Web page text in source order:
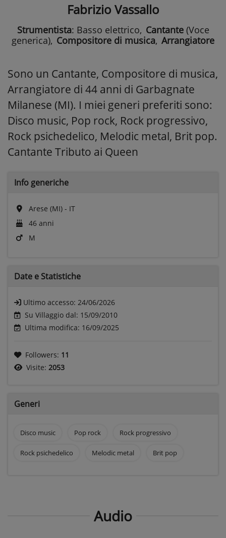
Fabrizio Vassallo
Strumentista: Basso elettrico, Cantante(Voce
generica), Compositore di musica, Arrangiatore
Sono un Cantante, Compositore di musica,
Arrangiatore di 44 anni di Garbagnate
Milanese (MI). I miei generi preferiti sono:
Disco music, Pop rock, Rock progressivo,
Rock psichedelico, Melodic metal, Brit pop.
Cantante Tributo ai Queen
Info generiche
Arese (MI) - IT
46 anni
M
Date e Statistiche
Ultimo accesso: 24/06/2026
Su Villaggio dal: 15/09/2010
Ultima modifica: 16/09/2025
Followers: 11
Visite: 2053
Generi
Disco music Pop rock Rock progressivo
Rock psichedelico Melodic metal Brit pop
Audio